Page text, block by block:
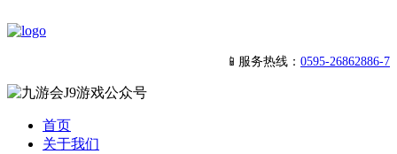
📱服务热线： 0595-26862886-7
首页
关于我们